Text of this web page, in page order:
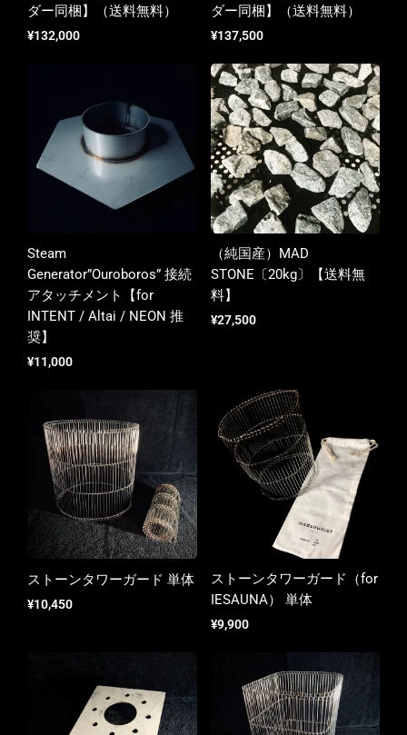
ダー同梱】（送料無料）
¥132,000
ダー同梱】（送料無料）
¥137,500
Steam
Generator”Ouroboros” 接続
アタッチメント【for
INTENT / Altai / NEON 推
奨】
¥11,000
（純国産）MAD
STONE〔20kg〕【送料無
料】
¥27,500
ストーンタワーガード 単体
¥10,450
ストーンタワーガード（for
IESAUNA） 単体
¥9,900